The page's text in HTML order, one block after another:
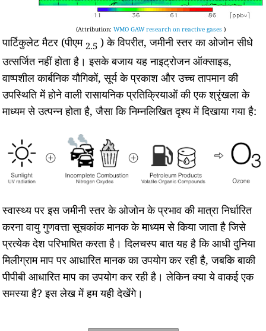
(Attribution: WMO GAW research on reactive gases )
पार्टिकुलेट मैटर (पीएम 2.5 ) के विपरीत, जमीनी स्तर का ओजोन सीधे
उत्सर्जित नहीं होता है। इसके बजाय यह नाइट्रोजन ऑक्साइड,
वाष्पशील कार्बनिक यौगिकों, सूर्य के प्रकाश और उच्च तापमान की
उपस्थिति में होने वाली रासायनिक प्रतिक्रियाओं की एक श्रृंखला के
माध्यम से उत्पन्न होता है, जैसा कि निम्नलिखित दृश्य में दिखाया गया है:
स्वास्थ्य पर इस जमीनी स्तर के ओजोन के प्रभाव की मात्रा निर्धारित
करना वायु गुणवत्ता सूचकांक मानक के माध्यम से किया जाता है जिसे
प्रत्येक देश परिभाषित करता है। दिलचस्प बात यह है कि आधी दुनिया
मिलीग्राम माप पर आधारित मानक का उपयोग कर रही है, जबकि बाकी
पीपीबी आधारित माप का उपयोग कर रही है। लेकिन क्या ये वाकई एक
समस्या है? इस लेख में हम यही देखेंगे।